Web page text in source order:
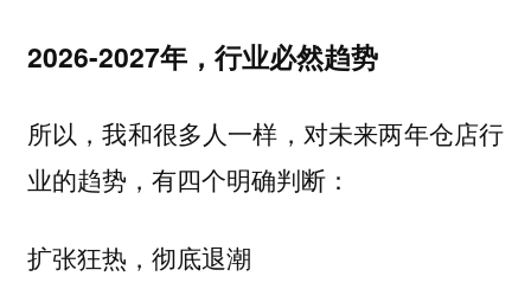
2026-2027年，行业必然趋势
所以，我和很多人一样，对未来两年仓店行
业的趋势，有四个明确判断：
扩张狂热，彻底退潮